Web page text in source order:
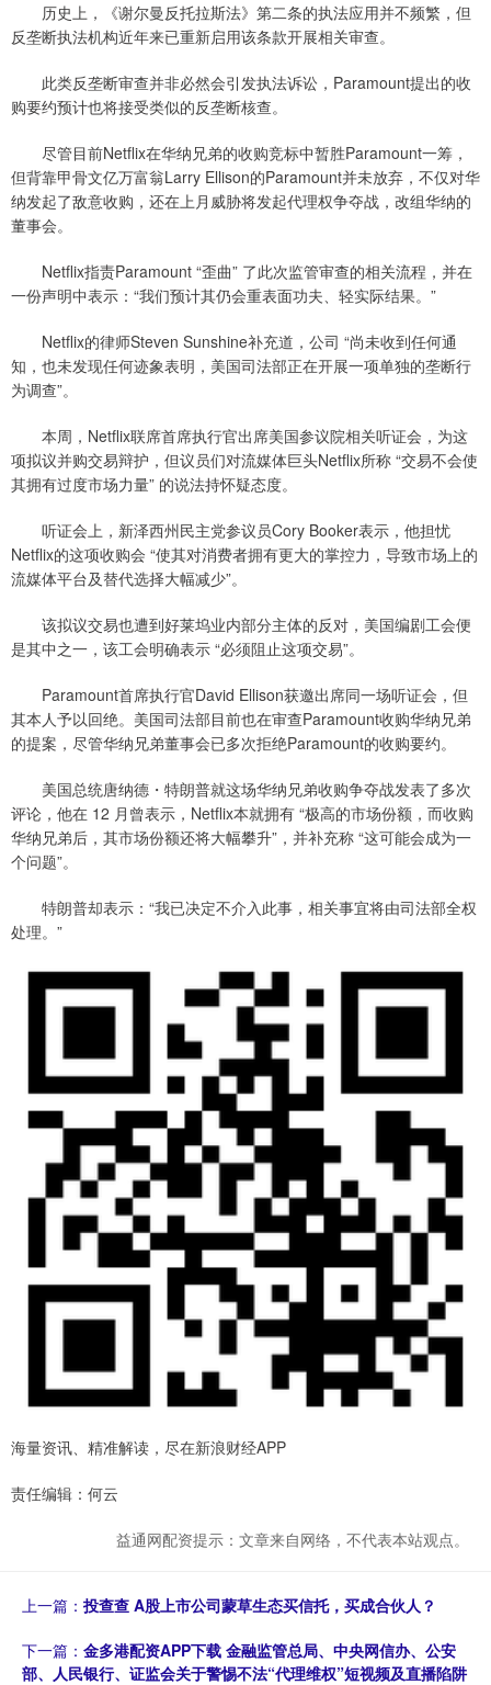
历史上，《谢尔曼反托拉斯法》第二条的执法应用并不频繁，但
反垄断执法机构近年来已重新启用该条款开展相关审查。
此类反垄断审查并非必然会引发执法诉讼，Paramount提出的收
购要约预计也将接受类似的反垄断核查。
尽管目前Netflix在华纳兄弟的收购竞标中暂胜Paramount一筹，
但背靠甲骨文亿万富翁Larry Ellison的Paramount并未放弃，不仅对华
纳发起了敌意收购，还在上月威胁将发起代理权争夺战，改组华纳的
董事会。
Netflix指责Paramount “歪曲” 了此次监管审查的相关流程，并在
一份声明中表示：“我们预计其仍会重表面功夫、轻实际结果。”
Netflix的律师Steven Sunshine补充道，公司 “尚未收到任何通
知，也未发现任何迹象表明，美国司法部正在开展一项单独的垄断行
为调查”。
本周，Netflix联席首席执行官出席美国参议院相关听证会，为这
项拟议并购交易辩护，但议员们对流媒体巨头Netflix所称 “交易不会使
其拥有过度市场力量” 的说法持怀疑态度。
听证会上，新泽西州民主党参议员Cory Booker表示，他担忧
Netflix的这项收购会 “使其对消费者拥有更大的掌控力，导致市场上的
流媒体平台及替代选择大幅减少”。
该拟议交易也遭到好莱坞业内部分主体的反对，美国编剧工会便
是其中之一，该工会明确表示 “必须阻止这项交易”。
Paramount首席执行官David Ellison获邀出席同一场听证会，但
其本人予以回绝。美国司法部目前也在审查Paramount收购华纳兄弟
的提案，尽管华纳兄弟董事会已多次拒绝Paramount的收购要约。
美国总统唐纳德・特朗普就这场华纳兄弟收购争夺战发表了多次
评论，他在 12 月曾表示，Netflix本就拥有 “极高的市场份额，而收购
华纳兄弟后，其市场份额还将大幅攀升”，并补充称 “这可能会成为一
个问题”。
特朗普却表示：“我已决定不介入此事，相关事宜将由司法部全权
处理。”
海量资讯、精准解读，尽在新浪财经APP
责任编辑：何云
益通网配资提示：文章来自网络，不代表本站观点。
上一篇： 投查查 A股上市公司蒙草生态买信托，买成合伙人？
下一篇： 金多港配资APP下载 金融监管总局、中央网信办、公安
部、人民银行、证监会关于警惕不法“代理维权”短视频及直播陷阱